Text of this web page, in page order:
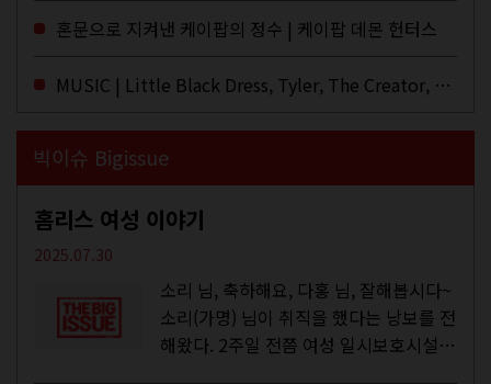
이브·데모·부틀렉을 합쳐 3만 번 이상은
듣지 않았나 싶다. 이토록...
혼문으로 지켜낸 케이팝의 정수 | 케이팝 데몬 헌터스
MUSIC | Little Black Dress, Tyler, The Creator, Essie Jain
빅이슈 Bigissue
홈리스 여성 이야기
2025.07.30
소리 님, 축하해요, 다홍 님, 잘해봅시다~
소리(가명) 님이 취직을 했다는 낭보를 전
해왔다. 2주일 전쯤 여성 일시보호시설에